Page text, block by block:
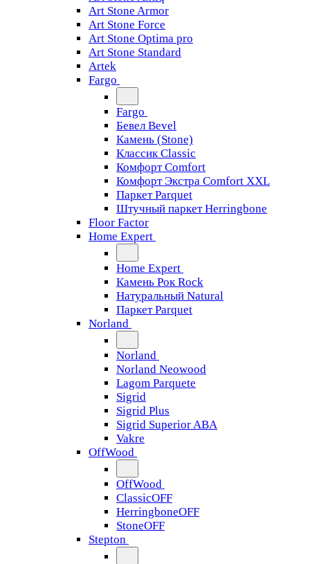
Art Stone Armor
Art Stone Force
Art Stone Optima pro
Art Stone Standard
Artek
Fargo
Fargo
Бевел Bevel
Камень (Stone)
Классик Classic
Комфорт Comfort
Комфорт Экстра Comfort XXL
Паркет Parquet
Штучный паркет Herringbone
Floor Factor
Home Expert
Home Expert
Камень Рок Rock
Натуральный Natural
Паркет Parquet
Norland
Norland
Norland Neowood
Lagom Parquete
Sigrid
Sigrid Plus
Sigrid Superior ABA
Vakre
OffWood
OffWood
ClassicOFF
HerringboneOFF
StoneOFF
Stepton